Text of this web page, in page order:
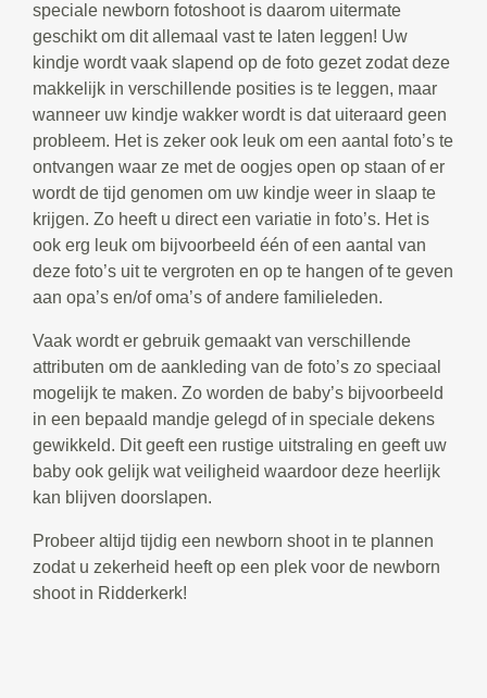
speciale newborn fotoshoot is daarom uitermate
geschikt om dit allemaal vast te laten leggen! Uw
kindje wordt vaak slapend op de foto gezet zodat deze
makkelijk in verschillende posities is te leggen, maar
wanneer uw kindje wakker wordt is dat uiteraard geen
probleem. Het is zeker ook leuk om een aantal foto’s te
ontvangen waar ze met de oogjes open op staan of er
wordt de tijd genomen om uw kindje weer in slaap te
krijgen. Zo heeft u direct een variatie in foto’s. Het is
ook erg leuk om bijvoorbeeld één of een aantal van
deze foto’s uit te vergroten en op te hangen of te geven
aan opa’s en/of oma’s of andere familieleden.
Vaak wordt er gebruik gemaakt van verschillende
attributen om de aankleding van de foto’s zo speciaal
mogelijk te maken. Zo worden de baby’s bijvoorbeeld
in een bepaald mandje gelegd of in speciale dekens
gewikkeld. Dit geeft een rustige uitstraling en geeft uw
baby ook gelijk wat veiligheid waardoor deze heerlijk
kan blijven doorslapen.
Probeer altijd tijdig een newborn shoot in te plannen
zodat u zekerheid heeft op een plek voor de newborn
shoot in Ridderkerk!